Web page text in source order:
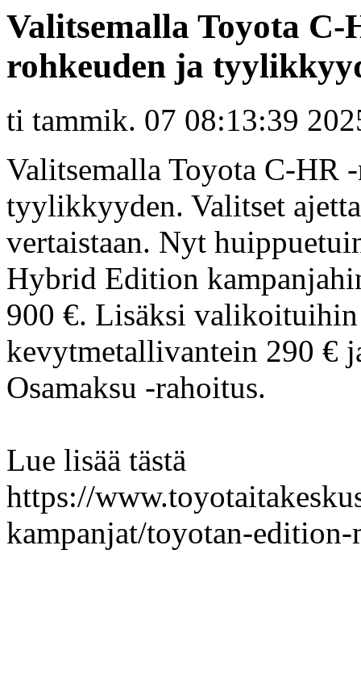
Valitsemalla Toyota
rohkeuden ja
ti tammik. 07 08:13:39
Valitsemalla Toyota C-HR
tyylikkyyden. Valitset
vertaistaan. Nyt
Hybrid Edition
900 €. Lisäksi
kevytmetallivantein 290 €
Osamaksu -rahoitus.
Lue lisää tästä
https://
kampanjat/toyotan-